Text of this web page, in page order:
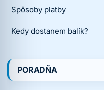
Spôsoby platby
Kedy dostanem balík?
PORADŇA